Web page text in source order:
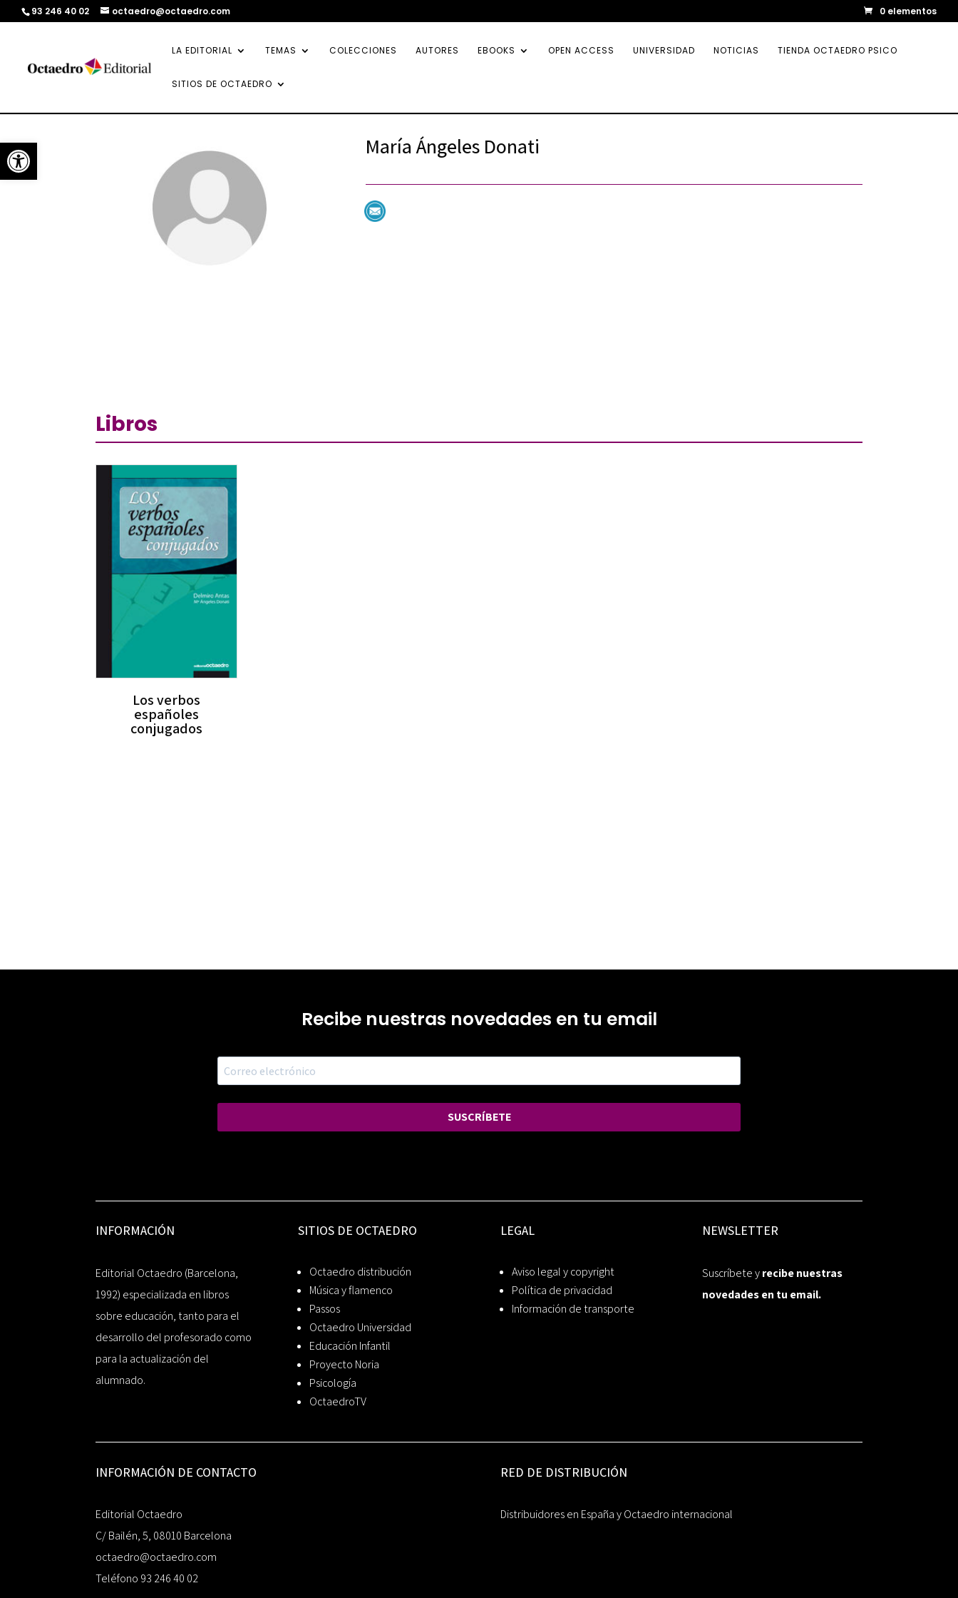
Abrir barra de herramientas
93 246 40 02 octaedro@octaedro.com 0 elementos
LA EDITORIAL TEMAS COLECCIONES AUTORES EBOOKS OPEN ACCESS UNIVERSIDAD NOTICIAS TIENDA OCTAEDRO PSICO
SITIOS DE OCTAEDRO
María Ángeles Donati
Libros
Los verbos
españoles
conjugados
Recibe nuestras novedades en tu email
SUSCRÍBETE
INFORMACIÓN
Editorial Octaedro (Barcelona,
1992) especializada en libros
sobre educación, tanto para el
desarrollo del profesorado como
para la actualización del
alumnado.
SITIOS DE OCTAEDRO
Octaedro distribución
Música y flamenco
Passos
Octaedro Universidad
Educación Infantil
Proyecto Noria
Psicología
OctaedroTV
LEGAL
Aviso legal y copyright
Política de privacidad
Información de transporte
NEWSLETTER
Suscríbete yrecibe nuestras
novedades en tu email.
INFORMACIÓN DE CONTACTO
Editorial Octaedro
C/ Bailén, 5, 08010 Barcelona
octaedro@octaedro.com
Teléfono 93 246 40 02
RED DE DISTRIBUCIÓN
Distribuidores en España y Octaedro internacional